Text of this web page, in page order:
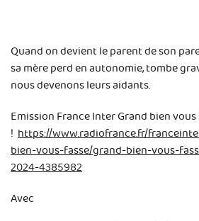
Quand on devient le parent de son
sa mère perd en autonomie, tombe
nous devenons leurs aidants.
Emission France Inter Grand bien
! https://www.radiofrance.fr/
bien-vous-fasse/grand-bien-vous-
2024-4385982
Avec